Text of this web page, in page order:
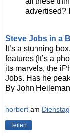
advertised?
Steve Jobs in a
It’s a stunning
features (It’s a
its marvels, the
Jobs. Has he
By John
norbert am
Teilen